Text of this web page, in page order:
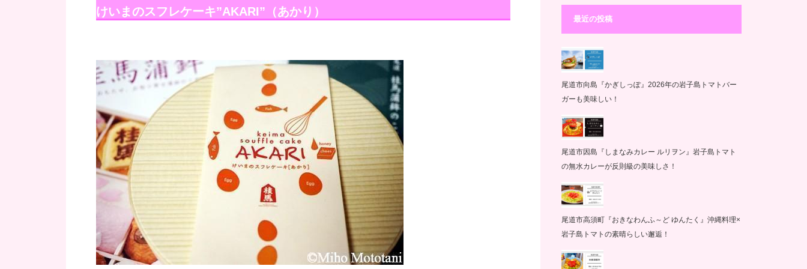
けいまのスフレケーキ”AKARI”（あかり）
最近の投稿
尾道市向島『かぎしっぽ』2026年の岩子島トマトバー
ガーも美味しい！
尾道市因島『しまなみカレー ルリヲン』岩子島トマト
の無水カレーが反則級の美味しさ！
尾道市高須町『おきなわんふ～ど ゆんたく』沖縄料理×
岩子島トマトの素晴らしい邂逅！